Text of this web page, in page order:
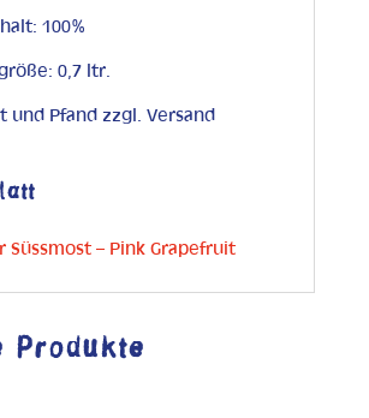
100%
0,7 ltr.
und Pfand zzgl. Versand
Süssmost – Pink Grapefruit
Produkte